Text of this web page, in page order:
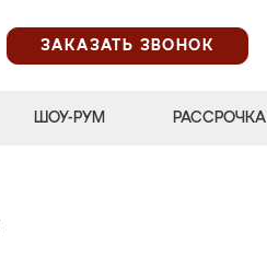
ЗАКАЗАТЬ ЗВОНОК
ШОУ-РУМ РАССРОЧКА